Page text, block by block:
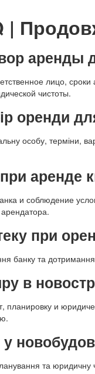
|
аренды
лицо,
чистоты.
оренди
особу,
аренде
и соблюдение
при
банку та
в
и
та юридичну